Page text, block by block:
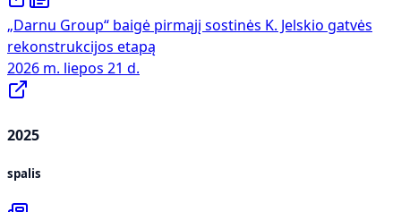
„Darnu Group“ baigė pirmąjį sostinės K. Jelskio gatvės
rekonstrukcijos etapą
2026 m. liepos 21 d.
2025
spalis